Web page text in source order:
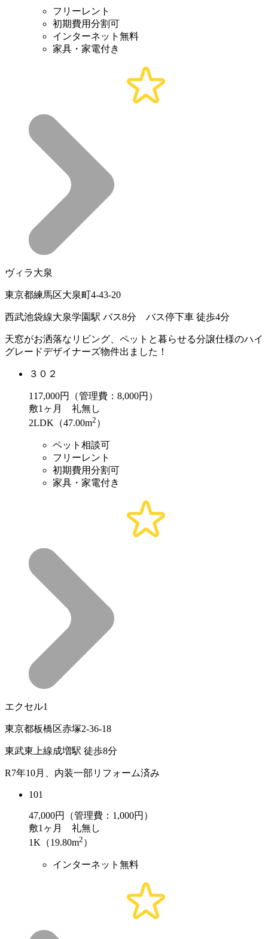
フリーレント
初期費用分割可
インターネット無料
家具・家電付き
ヴィラ大泉
東京都練馬区大泉町4-43-20
西武池袋線大泉学園駅 バス8分 バス停下車 徒歩4分
天窓がお洒落なリビング、ペットと暮らせる分譲仕様のハイ
グレードデザイナーズ物件出ました！
３０２
117,000円（管理費：8,000円）
敷1ヶ月 礼無し
2LDK（47.00m2 ）
ペット相談可
フリーレント
初期費用分割可
家具・家電付き
エクセル1
東京都板橋区赤塚2-36-18
東武東上線成増駅 徒歩8分
R7年10月、内装一部リフォーム済み
101
47,000円（管理費：1,000円）
敷1ヶ月 礼無し
1K（19.80m2 ）
インターネット無料